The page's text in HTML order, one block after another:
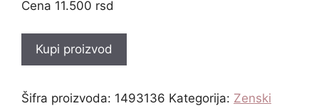
11.500 rsd
Kupi proizvod
Šifra proizvoda: 1493136 Kategorija: Zenski